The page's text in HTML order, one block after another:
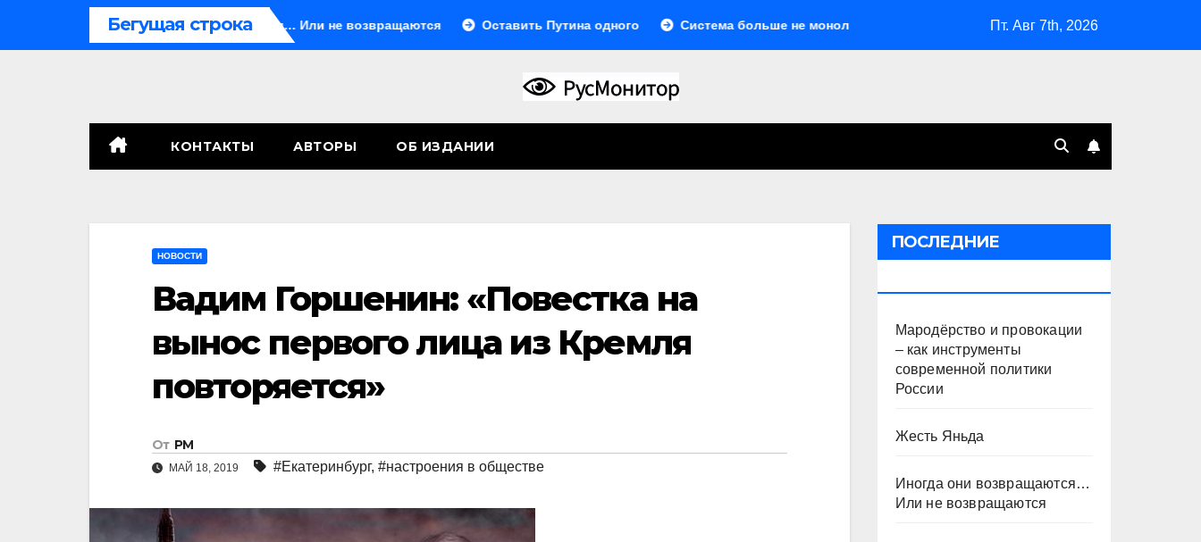
Бегущая строка
Иногда они возвращаются… Или не возвращаются Оставить Путина одного Система больше не монолитна Мародёрство и провокации – как
Пт. Авг 7th, 2026
КОНТАКТЫ АВТОРЫ ОБ ИЗДАНИИ
НОВОСТИ
Вадим Горшенин: «Повестка на
вынос первого лица из Кремля
повторяется»
От РМ
МАЙ 18, 2019 #Екатеринбург, #настроения в обществе
ПОСЛЕДНИЕ
Мародёрство и провокации
– как инструменты
современной политики
России
Жесть Яньда
Иногда они возвращаются…
Или не возвращаются